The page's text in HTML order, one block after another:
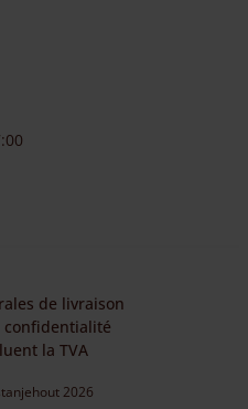
de livraison
confidentialité
la TVA
2026